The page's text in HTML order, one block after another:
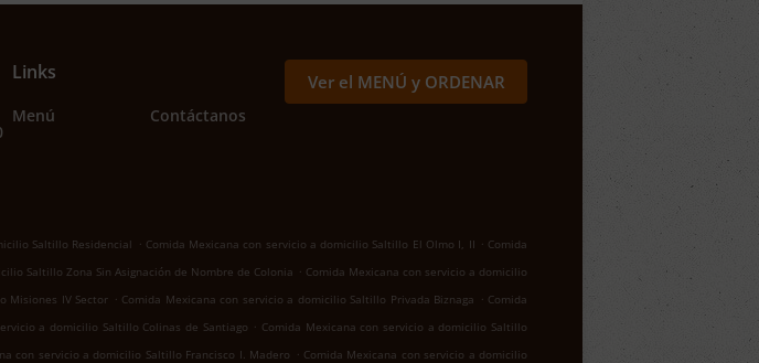
Links
Menú Contáctanos
Ver el MENÚ y ORDENAR
Saltillo Residencial . Comida Mexicana con servicio a domicilio Saltillo El Olmo I, II . Comida
Saltillo Zona Sin Asignación de Nombre de Colonia . Comida Mexicana con servicio a domicilio
Misiones IV Sector . Comida Mexicana con servicio a domicilio Saltillo Privada Biznaga . Comida
a domicilio Saltillo Colinas de Santiago . Comida Mexicana con servicio a domicilio Saltillo
con servicio a domicilio Saltillo Francisco I. Madero . Comida Mexicana con servicio a domicilio